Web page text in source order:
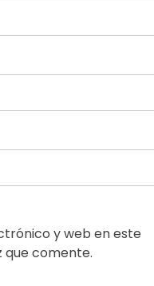
y web en este
que comente.